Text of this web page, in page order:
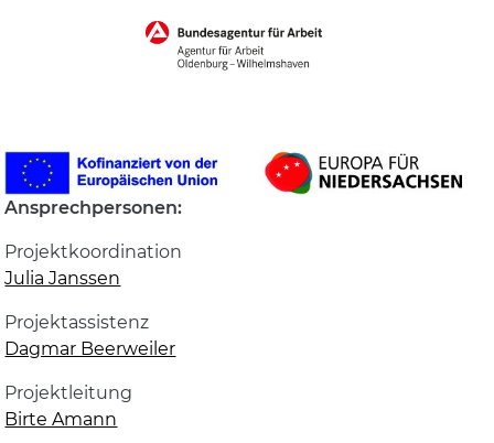
Ansprechpersonen:
Projektkoordination
Julia Janssen
Projektassistenz
Dagmar Beerweiler
Projektleitung
Birte Amann